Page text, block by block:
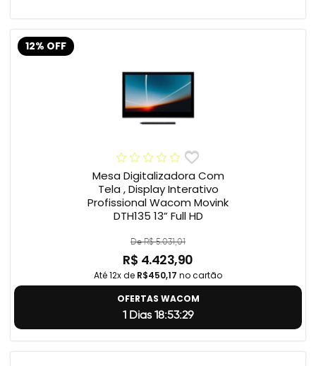
12% OFF
Mesa Digitalizadora Com
Tela , Display Interativo
Profissional Wacom Movink
DTH135 13” Full HD
De R$ 5.031,01
R$ 4.423,90
Até 12x de R$450,17 no cartão
OFERTAS WACOM
1 Dias 18:53:28